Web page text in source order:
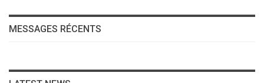
MESSAGES RÉCENTS